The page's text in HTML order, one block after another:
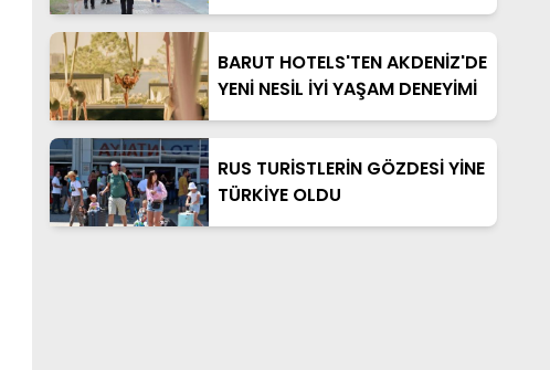
BARUT HOTELS'TEN AKDENİZ'DE
YENİ NESİL İYİ YAŞAM DENEYİMİ
RUS TURİSTLERİN GÖZDESİ YİNE
TÜRKİYE OLDU